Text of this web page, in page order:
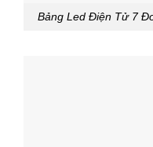
Bảng Led Điện Tử 7